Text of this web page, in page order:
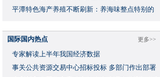
平潭特色海产养殖不断刷新：养海味整点特别的
更多>>
国际国内热点
专家解读上半年我国经济数据
事关公共资源交易中心招标投标 多部门作出部署